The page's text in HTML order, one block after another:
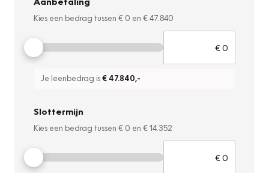
Kies een bedrag tussen € 0 en € 47.840
Je leenbedrag is€ 47.840,-
Slottermijn
Kies een bedrag tussen € 0 en € 14.352